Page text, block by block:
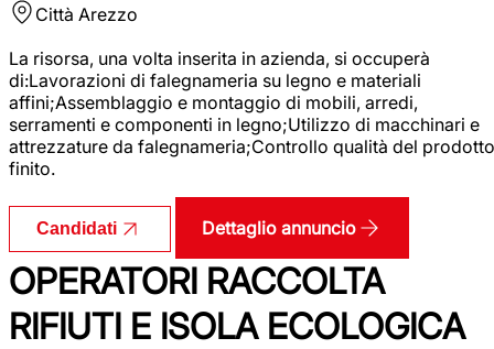
Città Arezzo
La risorsa, una volta inserita in azienda, si occuperà
di:Lavorazioni di falegnameria su legno e materiali
affini;Assemblaggio e montaggio di mobili, arredi,
serramenti e componenti in legno;Utilizzo di macchinari e
attrezzature da falegnameria;Controllo qualità del prodotto
finito.
Candidati Dettaglio annuncio
OPERATORI RACCOLTA
RIFIUTI E ISOLA ECOLOGICA